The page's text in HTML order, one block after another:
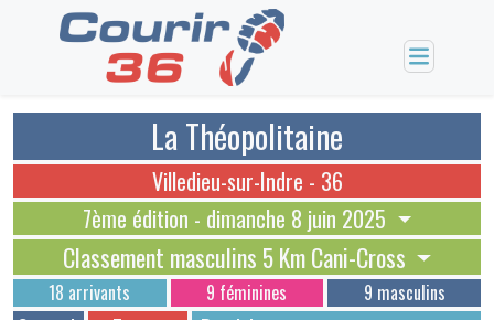
La Théopolitaine
7ème édition - dimanche 8 juin 2025
Villedieu-sur-Indre - 36
Classement masculins 5 Km Cani-Cross
18 arrivants 9 féminines 9 masculins